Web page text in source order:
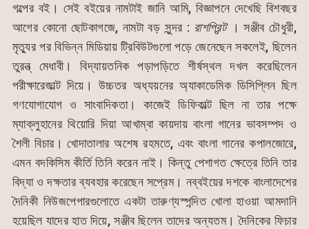
গল্পের বই। সেই বইয়ের নামটাই জানি আমি, বিজ্ঞাপনে দেখেছি বিশবছর
আগের কোনো ছোটকাগজে, নামটা বড় সুন্দর : রাশপ্রিন্ট। সঞ্জীব চৌধুরী,
মৃত্যুর পর বিভিন্ন মিডিয়ায় ট্রিবিউটগুলো পড়ে জেনেছেন সকলেই, ছিলেন
তুরন্ত্ মেধাবী। বিদ্যায়তনিক পড়াপড়িতে শীর্ষস্থল দখল করেছিলেন
পরীক্ষারেজাল্ট দিয়ে। উচ্চতর অধ্যয়নের অ্যাকাডেমিক ডিসিপ্লিন ছিল
গণযোগাযোগ ও সাংবাদিকতা। কাজেই ডিফিকাল্ট ছিল না তার পক্ষে
ম্যাক্লুহানের থিয়োরি দিয়া আখাম্বা কায়দায় বাংলা গানের ভাবসম্পদ ও
শৈলী বিচার। খোদাতালার অশেষ রহমতে, এবং বাংলা গানের কপালজোরে,
এমন বদকিসিম কীর্তি তিনি করেন নাই। কিন্তু পেশাগত ক্ষেত্রে তিনি তার
বিদ্যা ও দক্ষতার ব্যবহার করেছেন সপ্রেম। নব্বইয়ের দশকে বাংলাদেশের
দৈনিকী নিউজপেপারগুলোতে একটা তারুণ্যস্পন্দিত খোলা হাওয়া আমদানি
হয়েছিল যাদের হাত দিয়ে, সঞ্জীব ছিলেন তাদের অন্যতম। দৈনিকের ফিচার